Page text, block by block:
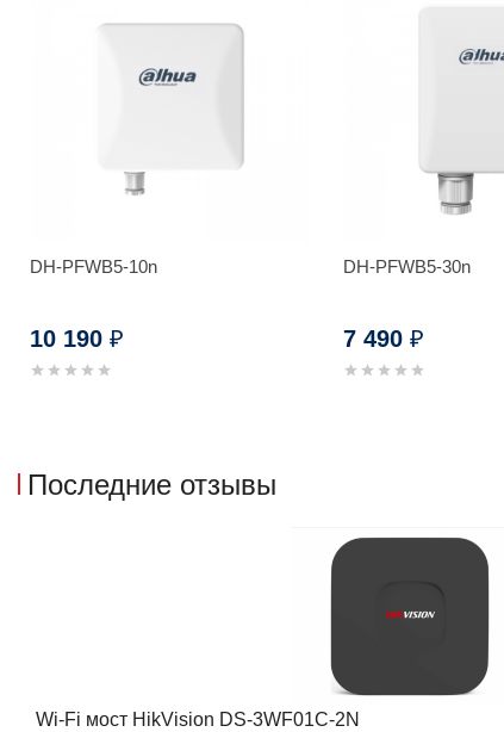
DH-PFWB5-10n
10 190 ₽
DH-PFWB5-30n
7 490 ₽
Последние отзывы
Wi-Fi мост HikVision DS-3WF01C-2N